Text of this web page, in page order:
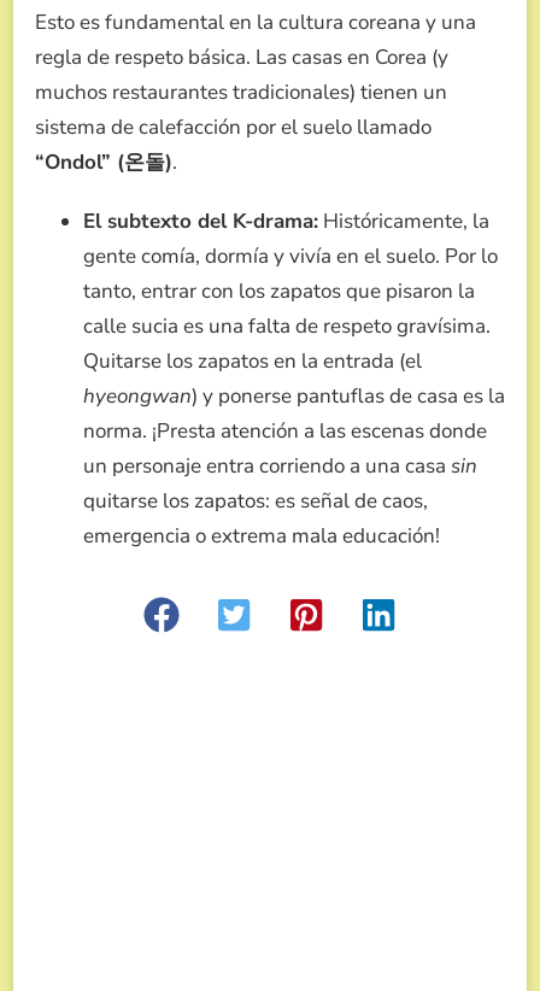
Esto es fundamental en la cultura coreana y una
regla de respeto básica. Las casas en Corea (y
muchos restaurantes tradicionales) tienen un
sistema de calefacción por el suelo llamado
“Ondol” (온돌).
El subtexto del K-drama: Históricamente, la
gente comía, dormía y vivía en el suelo. Por lo
tanto, entrar con los zapatos que pisaron la
calle sucia es una falta de respeto gravísima.
Quitarse los zapatos en la entrada (el
hyeongwan) y ponerse pantuflas de casa es la
norma. ¡Presta atención a las escenas donde
un personaje entra corriendo a una casa sin
quitarse los zapatos: es señal de caos,
emergencia o extrema mala educación!